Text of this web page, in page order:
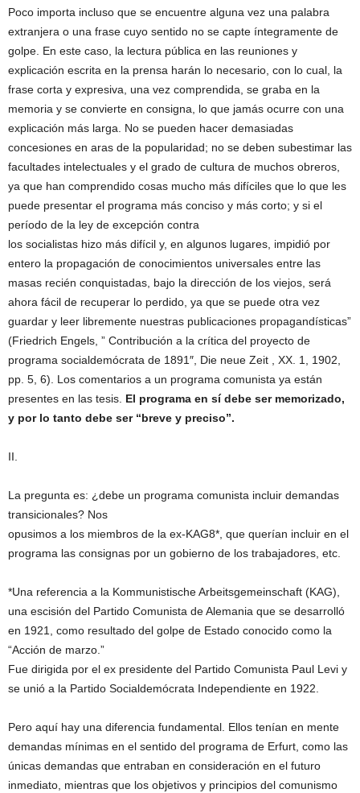
Poco importa incluso que se encuentre alguna vez una palabra
extranjera o una frase cuyo sentido no se capte íntegramente de
golpe. En este caso, la lectura pública en las reuniones y
explicación escrita en la prensa harán lo necesario, con lo cual, la
frase corta y expresiva, una vez comprendida, se graba en la
memoria y se convierte en consigna, lo que jamás ocurre con una
explicación más larga. No se pueden hacer demasiadas
concesiones en aras de la popularidad; no se deben subestimar las
facultades intelectuales y el grado de cultura de muchos obreros,
ya que han comprendido cosas mucho más difíciles que lo que les
puede presentar el programa más conciso y más corto; y si el
período de la ley de excepción contra
los socialistas hizo más difícil y, en algunos lugares, impidió por
entero la propagación de conocimientos universales entre las
masas recién conquistadas, bajo la dirección de los viejos, será
ahora fácil de recuperar lo perdido, ya que se puede otra vez
guardar y leer libremente nuestras publicaciones propagandísticas”
(Friedrich Engels, ” Contribución a la crítica del proyecto de
programa socialdemócrata de 1891″, Die neue Zeit , XX. 1, 1902,
pp. 5, 6). Los comentarios a un programa comunista ya están
presentes en las tesis. El programa en sí debe ser memorizado,
y por lo tanto debe ser “breve y preciso”.
II.
La pregunta es: ¿debe un programa comunista incluir demandas
transicionales? Nos
opusimos a los miembros de la ex-KAG8*, que querían incluir en el
programa las consignas por un gobierno de los trabajadores, etc.
*Una referencia a la Kommunistische Arbeitsgemeinschaft (KAG),
una escisión del Partido Comunista de Alemania que se desarrolló
en 1921, como resultado del golpe de Estado conocido como la
“Acción de marzo.”
Fue dirigida por el ex presidente del Partido Comunista Paul Levi y
se unió a la Partido Socialdemócrata Independiente en 1922.
Pero aquí hay una diferencia fundamental. Ellos tenían en mente
demandas mínimas en el sentido del programa de Erfurt, como las
únicas demandas que entraban en consideración en el futuro
inmediato, mientras que los objetivos y principios del comunismo